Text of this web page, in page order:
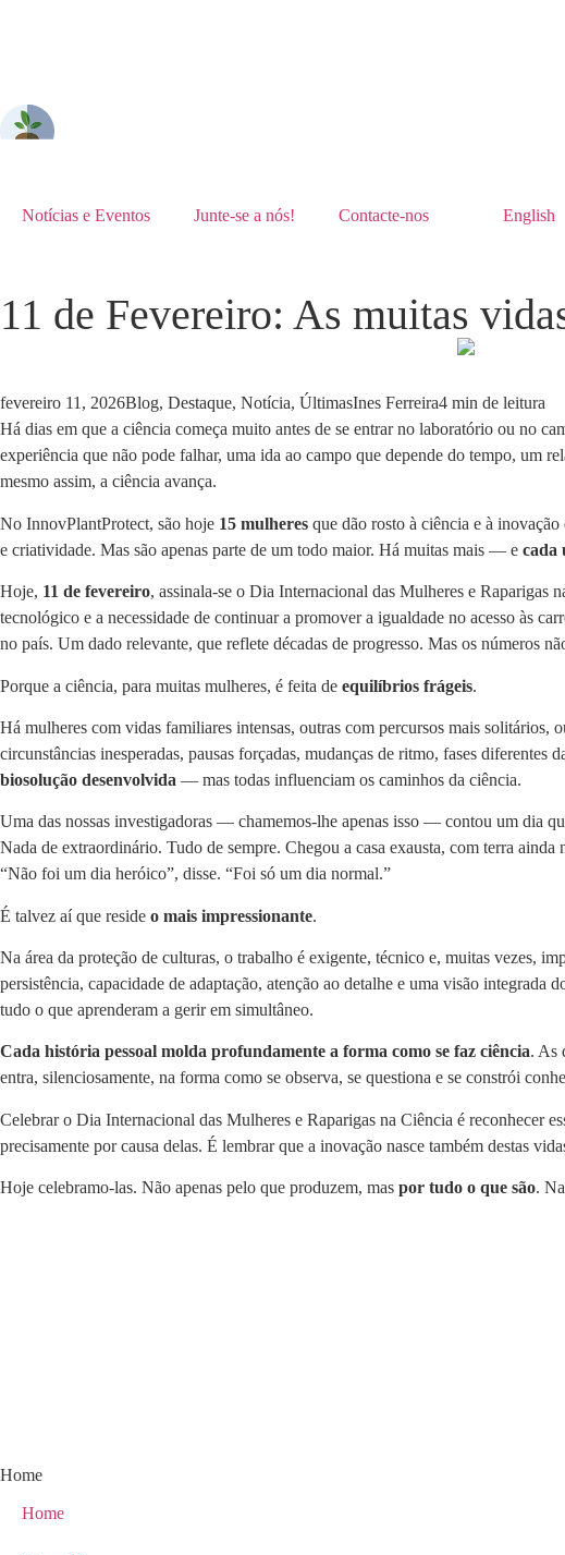
Notícias e Eventos Junte-se a nós! Contacte-nos English
11 de Fevereiro: As muitas
fevereiro 11, 2026Blog, Destaque, Notícia, ÚltimasInes Ferreira4 min de leitura
Há dias em que a ciência começa muito antes de se entrar no laboratório ou no
experiência que não pode falhar, uma ida ao campo que depende do tempo, um
mesmo assim, a ciência avança.
No InnovPlantProtect, são hoje 15 mulheres que dão rosto à ciência e à
e criatividade. Mas são apenas parte de um todo maior. Há muitas mais — e cada
Hoje, 11 de fevereiro, assinala-se o Dia Internacional das Mulheres e
tecnológico e a necessidade de continuar a promover a igualdade no acesso às
no país. Um dado relevante, que reflete décadas de progresso. Mas os números
Porque a ciência, para muitas mulheres, é feita de equilíbrios frágeis.
Há mulheres com vidas familiares intensas, outras com percursos mais
circunstâncias inesperadas, pausas forçadas, mudanças de ritmo, fases diferentes
biosolução desenvolvida — mas todas influenciam os caminhos da ciência.
Uma das nossas investigadoras — chamemos-lhe apenas isso — contou um dia
Nada de extraordinário. Tudo de sempre. Chegou a casa exausta, com terra
“Não foi um dia heróico”, disse. “Foi só um dia normal.”
É talvez aí que reside o mais impressionante.
Na área da proteção de culturas, o trabalho é exigente, técnico e, muitas vezes,
persistência, capacidade de adaptação, atenção ao detalhe e uma visão integrada
tudo o que aprenderam a gerir em simultâneo.
Cada história pessoal molda profundamente a forma como se faz ciência. As
entra, silenciosamente, na forma como se observa, se questiona e se constrói
Celebrar o Dia Internacional das Mulheres e Raparigas na Ciência é reconhecer
precisamente por causa delas. É lembrar que a inovação nasce também destas
Hoje celebramo-las. Não apenas pelo que produzem, mas por tudo o que são.
Home
Home